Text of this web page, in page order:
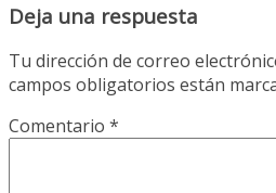
Deja una respuesta
Tu dirección de correo
campos obligatorios están
Comentario *